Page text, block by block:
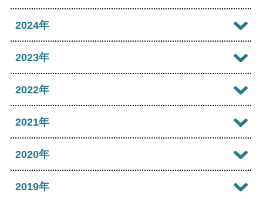
2026年06月
2026年04月
2026年03月
2026年02月
2025年12月
2025年10月
2025年08月
2025年07月
2025年06月
2024年
2024年12月
2024年10月
2024年08月
2024年07月
2023年
2023年12月
2023年10月
2023年08月
2022年
2022年12月
2022年10月
2021年
2021年12月
2020年
2020年12月
2019年